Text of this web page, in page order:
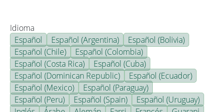
Idioma
Español
Español (Argentina)
Español (Bolivia)
Español (Chile)
Español (Colombia)
Español (Costa Rica)
Español (Cuba)
Español (Dominican Republic)
Español (Ecuador)
Español (Mexico)
Español (Paraguay)
Español (Peru)
Español (Spain)
Español (Uruguay)